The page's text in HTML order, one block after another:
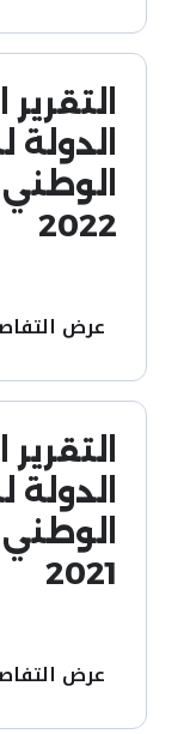
2022
عرض
2021
عرض